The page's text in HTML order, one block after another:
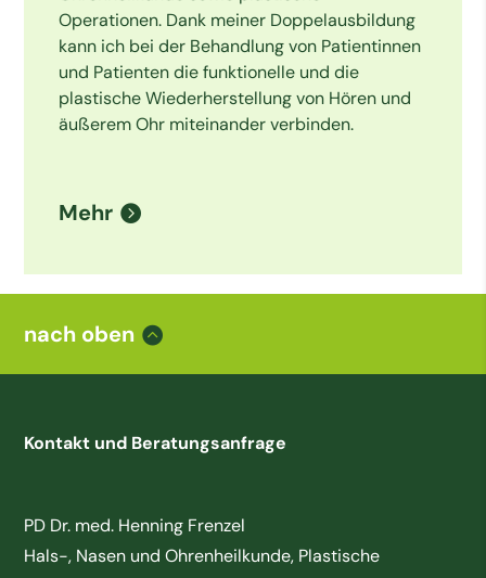
Operationen. Dank meiner Doppelausbildung
kann ich bei der Behandlung von Patientinnen
und Patienten die funktionelle und die
plastische Wiederherstellung von Hören und
äußerem Ohr miteinander verbinden.
Mehr
nach oben
Kontakt und Beratungsanfrage
PD Dr. med. Henning Frenzel
Hals-, Nasen und Ohrenheilkunde, Plastische